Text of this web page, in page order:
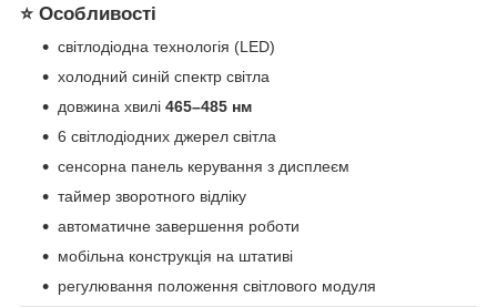
⭐ Особливості
світлодіодна технологія (LED)
холодний синій спектр світла
довжина хвилі 465–485 нм
6 світлодіодних джерел світла
сенсорна панель керування з дисплеєм
таймер зворотного відліку
автоматичне завершення роботи
мобільна конструкція на штативі
регулювання положення світлового модуля